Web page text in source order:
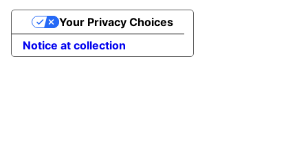
Notice at collection
Your Privacy Choices